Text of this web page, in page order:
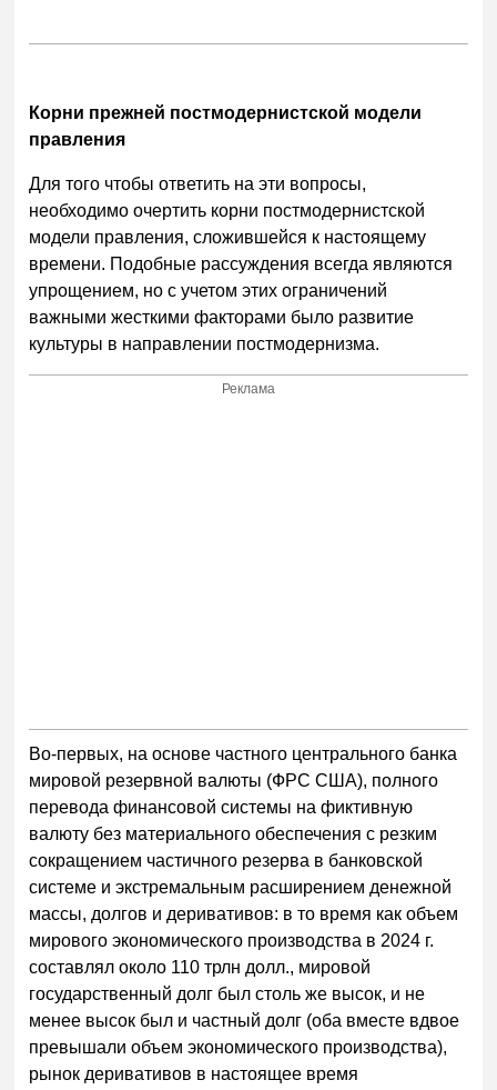
Корни прежней постмодернистской модели
правления
Для того чтобы ответить на эти вопросы,
необходимо очертить корни постмодернистской
модели правления, сложившейся к настоящему
времени. Подобные рассуждения всегда являются
упрощением, но с учетом этих ограничений
важными жесткими факторами было развитие
культуры в направлении постмодернизма.
Реклама
Во-первых, на основе частного центрального банка
мировой резервной валюты (ФРС США), полного
перевода финансовой системы на фиктивную
валюту без материального обеспечения с резким
сокращением частичного резерва в банковской
системе и экстремальным расширением денежной
массы, долгов и деривативов: в то время как объем
мирового экономического производства в 2024 г.
составлял около 110 трлн долл., мировой
государственный долг был столь же высок, и не
менее высок был и частный долг (оба вместе вдвое
превышали объем экономического производства),
рынок деривативов в настоящее время